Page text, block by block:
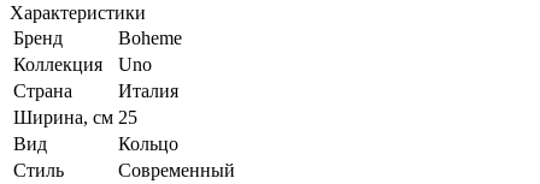
Характеристики
Бренд
Boheme
Коллекция
Uno
Страна
Италия
Ширина, см 25
Вид
Кольцо
Стиль
Современный